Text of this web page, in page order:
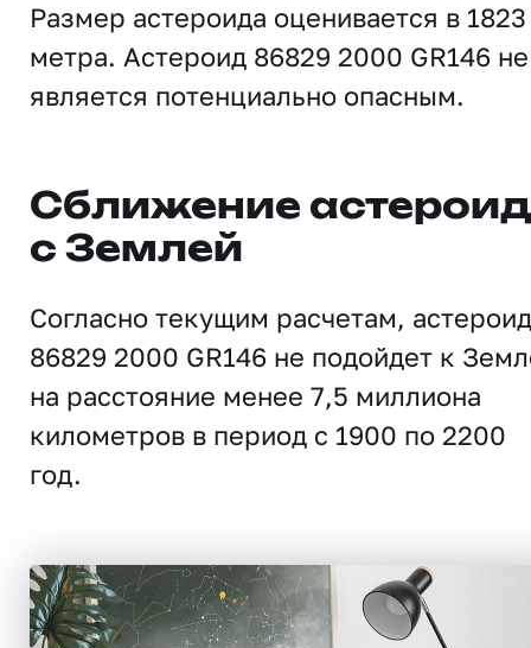
Размер астероида оценивается в 1823
метра. Астероид 86829 2000 GR146 не
является потенциально опасным.
Сближение
с Землей
Согласно текущим расчетам, астероид
86829 2000 GR146 не подойдет к
на расстояние менее 7,5 миллиона
километров в период с 1900 по 2200
год.